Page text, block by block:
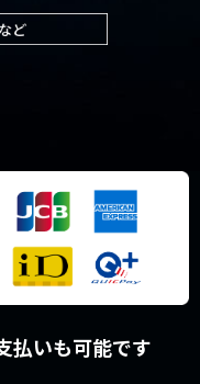
払いも可能です